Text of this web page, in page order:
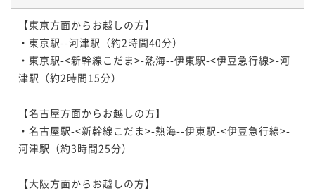
【東京方面からお越しの方】
・東京駅--河津駅（約2時間40分）
・東京駅-<新幹線こだま>-熱海--伊東駅-<伊豆急行線>-河
津駅（約2時間15分）
【名古屋方面からお越しの方】
・名古屋駅-<新幹線こだま>-熱海--伊東駅-<伊豆急行線>-
河津駅（約3時間25分）
【大阪方面からお越しの方】